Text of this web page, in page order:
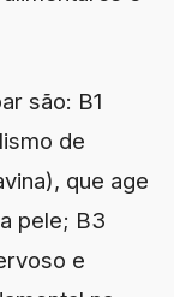
são: B1
de
que age
pele; B3
e